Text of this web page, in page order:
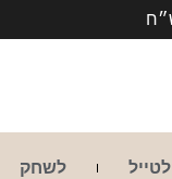
לטייל לשחק